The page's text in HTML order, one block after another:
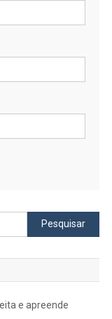
Pesquisar
por:
e apreende